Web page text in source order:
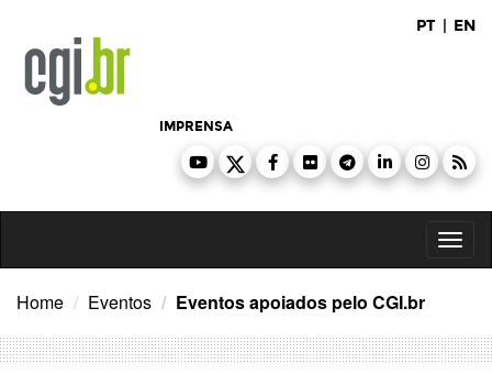
conteúdo
PT | EN
IMPRENSA
Home Eventos Eventos apoiados pelo CGI.br